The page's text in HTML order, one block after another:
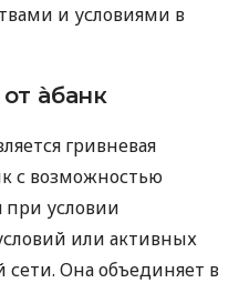
и условиями в
àбанк
гривневая
с возможностью
при условии
или активных
сети. Она объединяет в